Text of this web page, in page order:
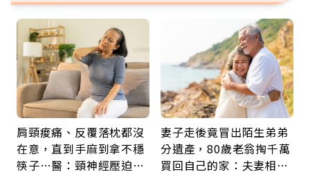
肩頸痠痛、反覆落枕都沒
在意，直到手麻到拿不穩
筷子…醫：頸神經壓迫上
妻子走後竟冒出陌生弟弟
分遺產，80歲老翁掏千萬
買回自己的家：夫妻相守